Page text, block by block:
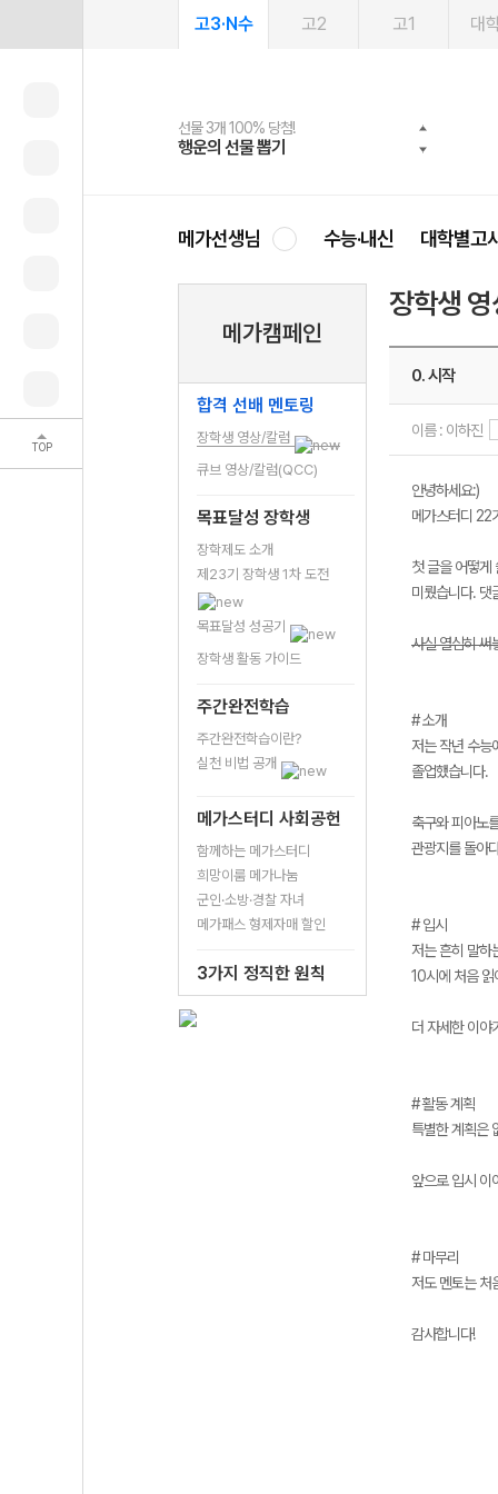
TOP
고3·N수 고2 고1 대
선물 3개 100% 당첨!
행운의 선물 뽑기
선물 100% 증정!
메가스터디 X 올리브
여름방학 스터디 캐시백
메가런 썸머스쿨
2027 러셀 단과
강사 공개선발
스마트러닝앱
설문 EVENT
메가패스
3일 무료 체험권
메가패스 수강생 무료혜택!
메가클럽 멤버십
사회공헌 캠페인
희망이룸 메가나눔
메가선생님 수능·내신 대학별고
메가캠페인
합격 선배 멘토링
장학생 영상/칼럼
큐브 영상/칼럼(QCC)
목표달성 장학생
장학제도 소개
제23기 장학생 1차 도전
목표달성 성공기
장학생 활동 가이드
주간완전학습
주간완전학습이란?
실천 비법 공개
메가스터디 사회공헌
함께하는 메가스터디
희망이룸 메가나눔
군인·소방·경찰 자녀
메가패스 형제자매 할인
3가지 정직한 원칙
장학생
0. 시작
이름 : 이하진
안녕하세요:)
메가스터디 22
첫 글을 어떻게
미뤘습니다. 댓
사실 열심히 써
# 소개
저는 작년 수능
졸업했습니다.
축구와 피아노
관광지를 돌아
# 입시
저는 흔히 말하
10시에 처음
더 자세한 이야
# 활동 계획
특별한 계획은
앞으로 입시 이
# 마무리
저도 멘토는 처
감사합니다!